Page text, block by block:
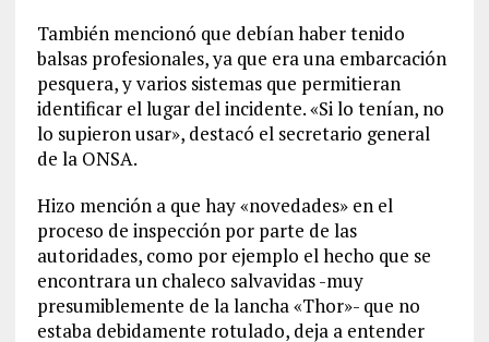
También mencionó que debían haber tenido
balsas profesionales, ya que era una embarcación
pesquera, y varios sistemas que permitieran
identificar el lugar del incidente. «Si lo tenían, no
lo supieron usar», destacó el secretario general
de la ONSA.
Hizo mención a que hay «novedades» en el
proceso de inspección por parte de las
autoridades, como por ejemplo el hecho que se
encontrara un chaleco salvavidas -muy
presumiblemente de la lancha «Thor»- que no
estaba debidamente rotulado, deja a entender